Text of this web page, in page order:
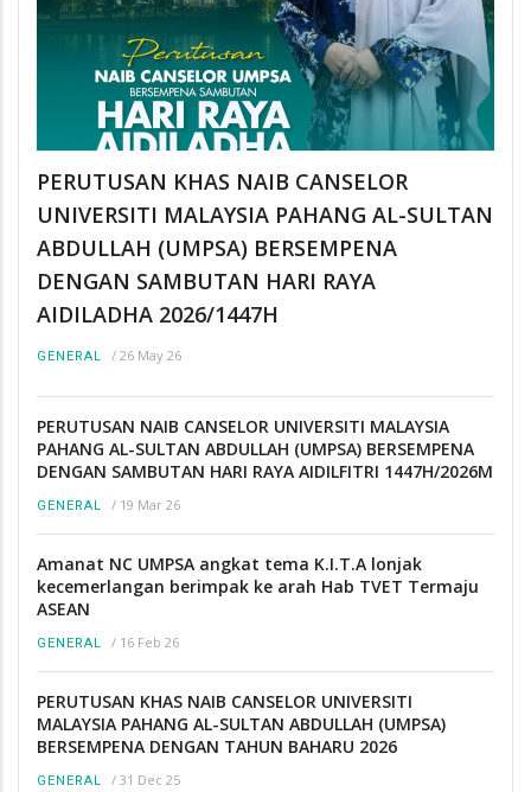
PERUTUSAN KHAS NAIB CANSELOR
UNIVERSITI MALAYSIA PAHANG AL-SULTAN
ABDULLAH (UMPSA) BERSEMPENA
DENGAN SAMBUTAN HARI RAYA
AIDILADHA 2026/1447H
GENERAL / 26 May 26
PERUTUSAN NAIB CANSELOR UNIVERSITI MALAYSIA
PAHANG AL-SULTAN ABDULLAH (UMPSA) BERSEMPENA
DENGAN SAMBUTAN HARI RAYA AIDILFITRI 1447H/2026M
GENERAL / 19 Mar 26
Amanat NC UMPSA angkat tema K.I.T.A lonjak
kecemerlangan berimpak ke arah Hab TVET Termaju
ASEAN
GENERAL / 16 Feb 26
PERUTUSAN KHAS NAIB CANSELOR UNIVERSITI
MALAYSIA PAHANG AL-SULTAN ABDULLAH (UMPSA)
BERSEMPENA DENGAN TAHUN BAHARU 2026
GENERAL / 31 Dec 25